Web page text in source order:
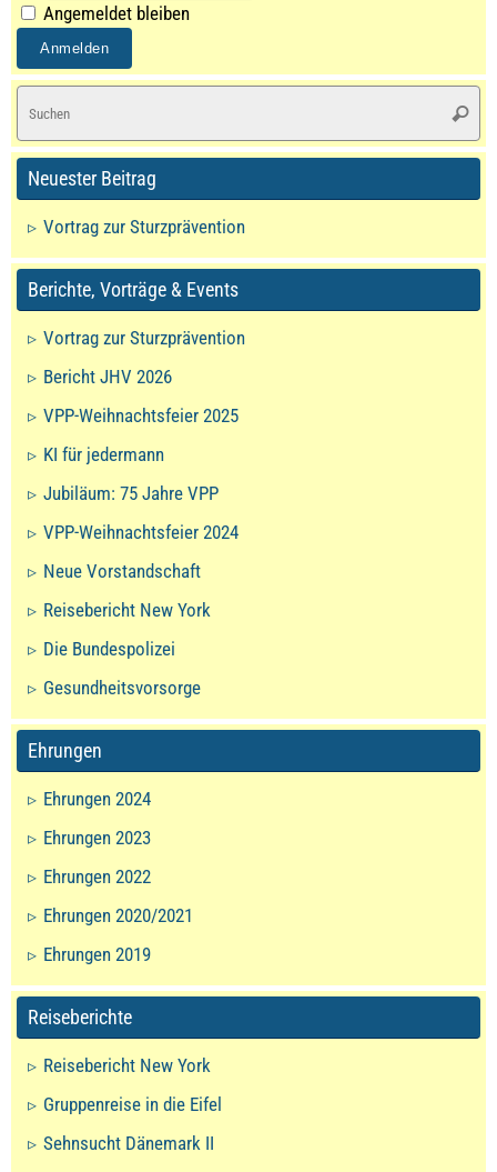
Angemeldet bleiben
Neuester Beitrag
Vortrag zur Sturzprävention
Berichte, Vorträge & Events
Vortrag zur Sturzprävention
Bericht JHV 2026
VPP-Weihnachtsfeier 2025
KI für jedermann
Jubiläum: 75 Jahre VPP
VPP-Weihnachtsfeier 2024
Neue Vorstandschaft
Reisebericht New York
Die Bundespolizei
Gesundheitsvorsorge
Ehrungen
Ehrungen 2024
Ehrungen 2023
Ehrungen 2022
Ehrungen 2020/2021
Ehrungen 2019
Reiseberichte
Reisebericht New York
Gruppenreise in die Eifel
Sehnsucht Dänemark II